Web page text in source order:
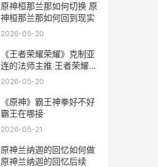
原神桓那兰那如何切换 原
神桓那兰那如何回到现实
2026-05-20
《王者荣耀荣耀》克制亚
连的法师主推 王者荣耀荣
耀之章命运篇免费观看完
2026-05-20
《原神》霸王神拳好不好
霸王在哪接
2026-05-21
原神兰纳迦的回忆如何做
原神兰纳迦的回忆后续